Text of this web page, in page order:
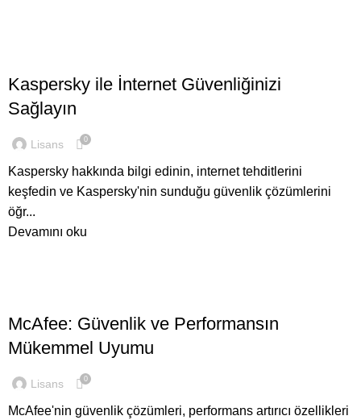
Kaspersky ile İnternet Güvenliğinizi
Sağlayın
Lisans 0
Kaspersky hakkında bilgi edinin, internet tehditlerini
keşfedin ve Kaspersky'nin sunduğu güvenlik çözümlerini
öğr...
Devamını oku
McAfee: Güvenlik ve Performansın
Mükemmel Uyumu
Lisans 0
McAfee'nin güvenlik çözümleri, performans artırıcı özellikleri